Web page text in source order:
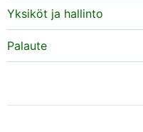
Yksiköt ja hallinto
Palaute